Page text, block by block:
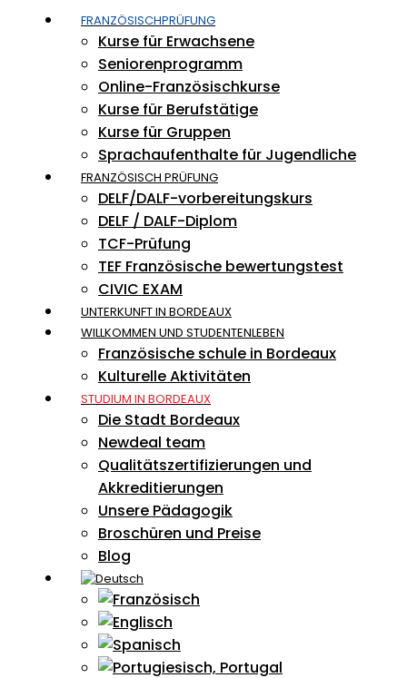
FRANZÖSISCHPRÜFUNG
Kurse für Erwachsene
Seniorenprogramm
Online-Französischkurse
Kurse für Berufstätige
Kurse für Gruppen
Sprachaufenthalte für Jugendliche
FRANZÖSISCH PRÜFUNG
DELF/DALF-vorbereitungskurs
DELF / DALF-Diplom
TCF-Prüfung
TEF Französische bewertungstest
CIVIC EXAM
UNTERKUNFT IN BORDEAUX
WILLKOMMEN UND STUDENTENLEBEN
Französische schule in Bordeaux
Kulturelle Aktivitäten
STUDIUM IN BORDEAUX
Die Stadt Bordeaux
Newdeal team
Qualitätszertifizierungen und
Akkreditierungen
Unsere Pädagogik
Broschüren und Preise
Blog